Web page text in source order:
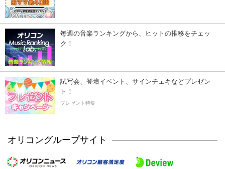
毎週の音楽ランキングから、ヒットの推移をチェッ
ク！
試写会、登壇イベント、サインチェキなどプレゼン
ト！
プレゼント特集
オリコングループサイト